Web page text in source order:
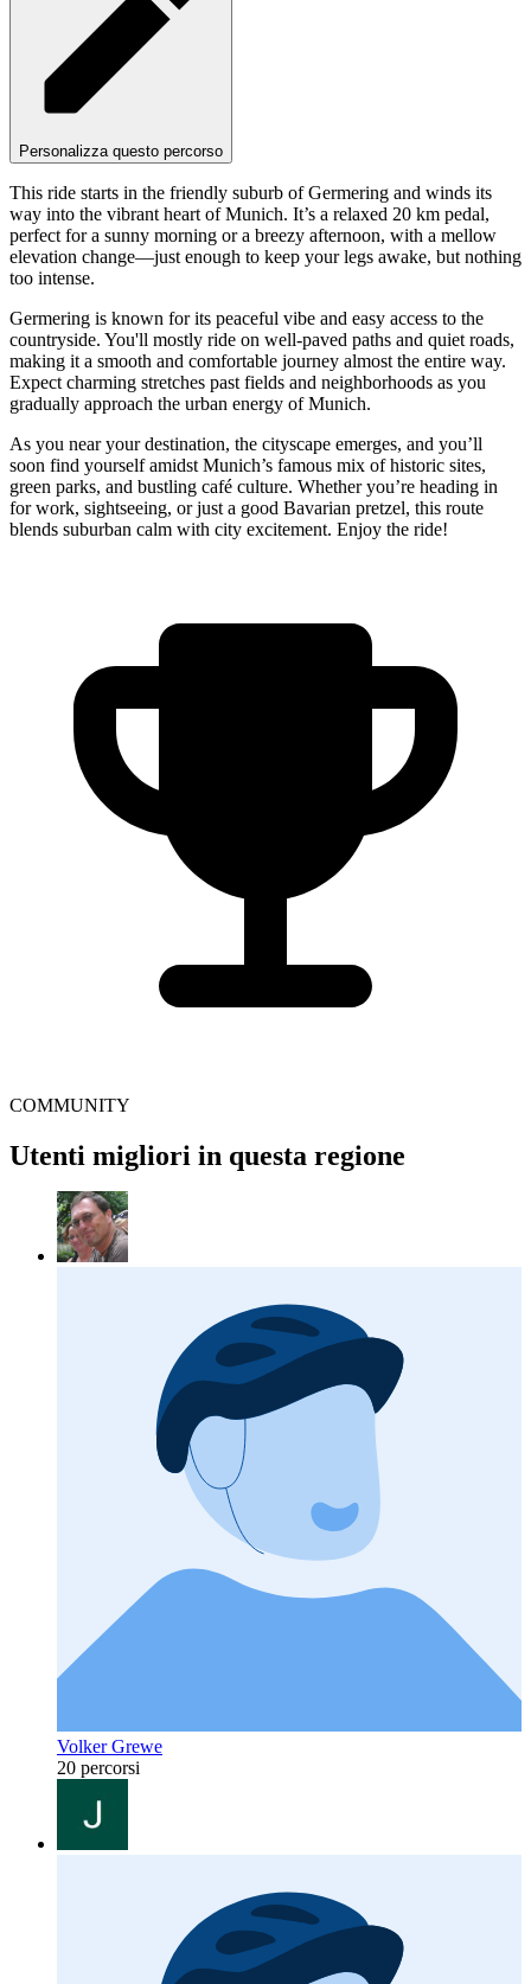
Personalizza questo percorso
This ride starts in the friendly suburb of Germering and winds its
way into the vibrant heart of Munich. It’s a relaxed 20 km pedal,
perfect for a sunny morning or a breezy afternoon, with a mellow
elevation change—just enough to keep your legs awake, but nothing
too intense.
Germering is known for its peaceful vibe and easy access to the
countryside. You'll mostly ride on well-paved paths and quiet roads,
making it a smooth and comfortable journey almost the entire way.
Expect charming stretches past fields and neighborhoods as you
gradually approach the urban energy of Munich.
As you near your destination, the cityscape emerges, and you’ll
soon find yourself amidst Munich’s famous mix of historic sites,
green parks, and bustling café culture. Whether you’re heading in
for work, sightseeing, or just a good Bavarian pretzel, this route
blends suburban calm with city excitement. Enjoy the ride!
COMMUNITY
Utenti migliori in questa regione
Volker Grewe
20 percorsi